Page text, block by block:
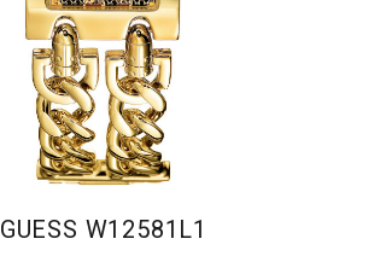
GUESS W12581L1